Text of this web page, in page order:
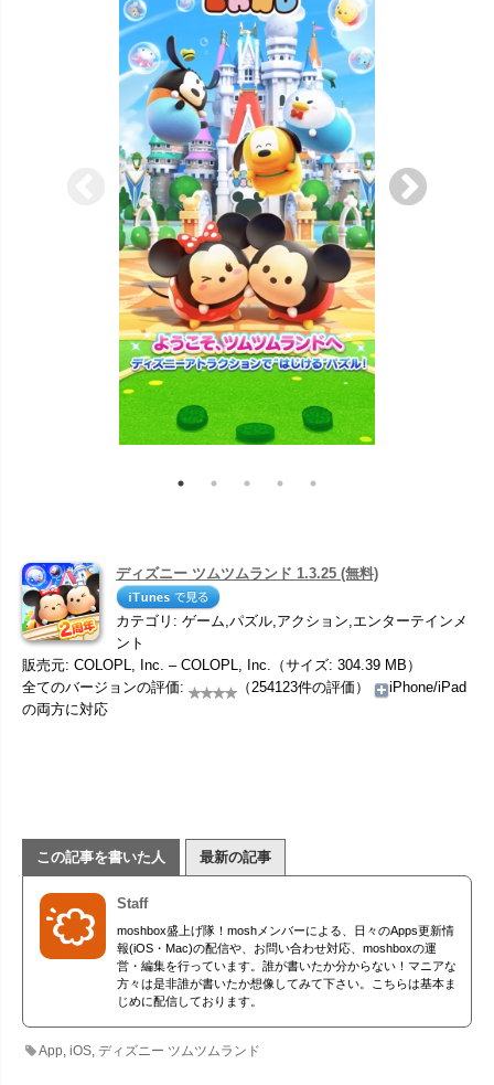
ディズニー ツムツムランド 1.3.25 (無料)
カテゴリ: ゲーム,パズル,アクション,エンターテインメ
ント
販売元: COLOPL, Inc. – COLOPL, Inc.（サイズ: 304.39 MB）
全てのバージョンの評価:
（254123件の評価）
iPhone/iPad
の両方に対応
この記事を書いた人 最新の記事
Staff
moshbox盛上げ隊！moshメンバーによる、日々のApps更新情
報(iOS・Mac)の配信や、お問い合わせ対応、moshboxの運
営・編集を行っています。誰が書いたか分からない！マニアな
方々は是非誰が書いたか想像してみて下さい。こちらは基本ま
じめに配信しております。
App ,iOS ,ディズニー ツムツムランド